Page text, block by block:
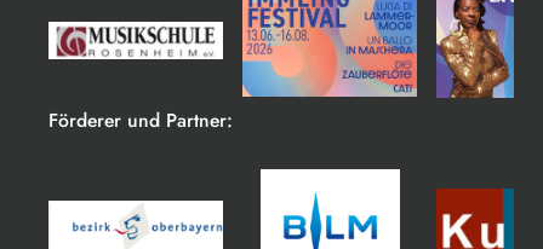
Förderer und Partner: